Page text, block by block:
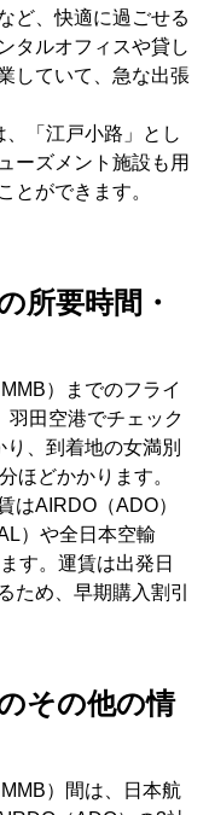
ど、快適に過ごせる
タルオフィスや貸し
していて、急な出張
「江戸小路」とし
ーズメント施設も用
とができます。
所要時間・
）までのフライ
羽田空港でチェック
、到着地の女満別
ほどかかります。
はAIRDO（ADO）
）や全日本空輸
す。運賃は出発日
ため、早期購入割引
その他の情
）間は、日本航